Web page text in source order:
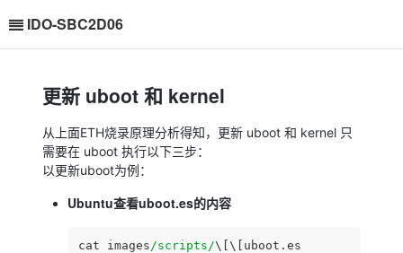
IDO-SBC2D06
更新 uboot 和 kernel
从上面ETH烧录原理分析得知，更新 uboot 和 kernel 只
需要在 uboot 执行以下三步：
以更新uboot为例：
Ubuntu查看uboot.es的内容
cat images /scripts/\[\[uboot.es